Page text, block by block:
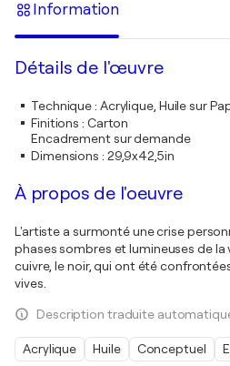
Information
Détails de l'œuvre
Technique: Acrylique, Huile sur
Finitions : Carton
Encadrement sur demande
Dimensions : 29,9x42,5in
À propos de l'oeuvre
L'artiste a surmonté une crise
phases sombres et lumineuses de la
cuivre, le noir, qui ont été
vives.
Description traduite
Acrylique Huile Conceptuel